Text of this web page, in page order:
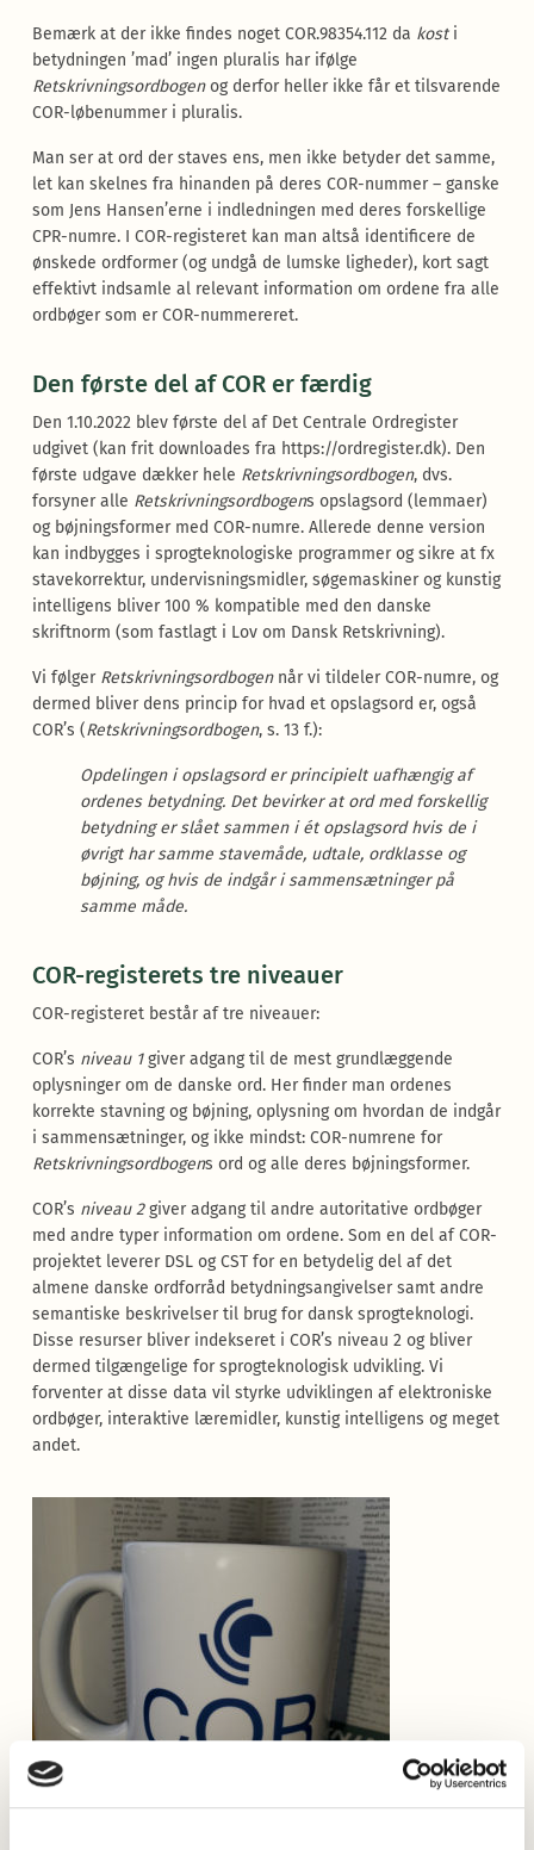
Bemærk at der ikke findes noget COR.98354.112 da kosti
betydningen ’mad’ ingen pluralis har ifølge
Retskrivningsordbogenog derfor heller ikke får et tilsvarende
COR-løbenummer i pluralis.
Man ser at ord der staves ens, men ikke betyder det samme,
let kan skelnes fra hinanden på deres COR-nummer – ganske
som Jens Hansen’erne i indledningen med deres forskellige
CPR-numre. I COR-registeret kan man altså identificere de
ønskede ordformer (og undgå de lumske ligheder), kort sagt
effektivt indsamle al relevant information om ordene fra alle
ordbøger som er COR-nummereret.
Den første del af COR er færdig
Den 1.10.2022 blev første del af Det Centrale Ordregister
udgivet (kan frit downloades fra https://ordregister.dk). Den
første udgave dækker hele Retskrivningsordbogen, dvs.
forsyner alle Retskrivningsordbogens opslagsord (lemmaer)
og bøjningsformer med COR-numre. Allerede denne version
kan indbygges i sprogteknologiske programmer og sikre at fx
stavekorrektur, undervisningsmidler, søgemaskiner og kunstig
intelligens bliver 100 % kompatible med den danske
skriftnorm (som fastlagt i Lov om Dansk Retskrivning).
Vi følger Retskrivningsordbogennår vi tildeler COR-numre, og
dermed bliver dens princip for hvad et opslagsord er, også
COR’s (Retskrivningsordbogen, s. 13 f.):
Opdelingen i opslagsord er principielt uafhængig af
ordenes betydning. Det bevirker at ord med forskellig
betydning er slået sammen i ét opslagsord hvis de i
øvrigt har samme stavemåde, udtale, ordklasse og
bøjning, og hvis de indgår i sammensætninger på
samme måde.
COR-registerets tre niveauer
COR-registeret består af tre niveauer:
COR’s niveau 1giver adgang til de mest grundlæggende
oplysninger om de danske ord. Her finder man ordenes
korrekte stavning og bøjning, oplysning om hvordan de indgår
i sammensætninger, og ikke mindst: COR-numrene for
Retskrivningsordbogens ord og alle deres bøjningsformer.
COR’s niveau 2giver adgang til andre autoritative ordbøger
med andre typer information om ordene. Som en del af COR-
projektet leverer DSL og CST for en betydelig del af det
almene danske ordforråd betydningsangivelser samt andre
semantiske beskrivelser til brug for dansk sprogteknologi.
Disse resurser bliver indekseret i COR’s niveau 2 og bliver
dermed tilgængelige for sprogteknologisk udvikling. Vi
forventer at disse data vil styrke udviklingen af elektroniske
ordbøger, interaktive læremidler, kunstig intelligens og meget
andet.